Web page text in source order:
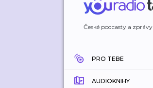
České podcasty a zprávy
PRO TEBE
AUDIOKNIHY